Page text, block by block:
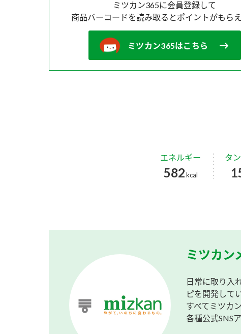
ミツカン365に会員登録して
商品バーコードを読み取ると ポイントがもら
ミツカン365はこちら
エネルギー
582kcal
タ
ミツカン
日常に取り入
ピを開発して
すべてミツカ
各種公式SNS